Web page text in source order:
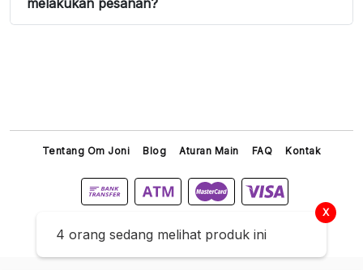
X
4 orang sedang melihat produk ini
melakukan pesanan?
Tentang Om Joni Blog Aturan Main FAQ Kontak
Titip Joni © 2026 All Right Reserved